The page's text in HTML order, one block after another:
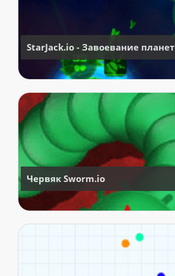
StarJack.io - Завоевание планет
Червяк Sworm.io